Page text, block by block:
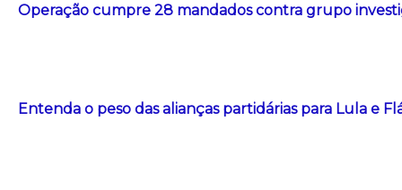
Operação cumpre 28 mandados contra grupo
Entenda o peso das alianças partidárias para Lula e